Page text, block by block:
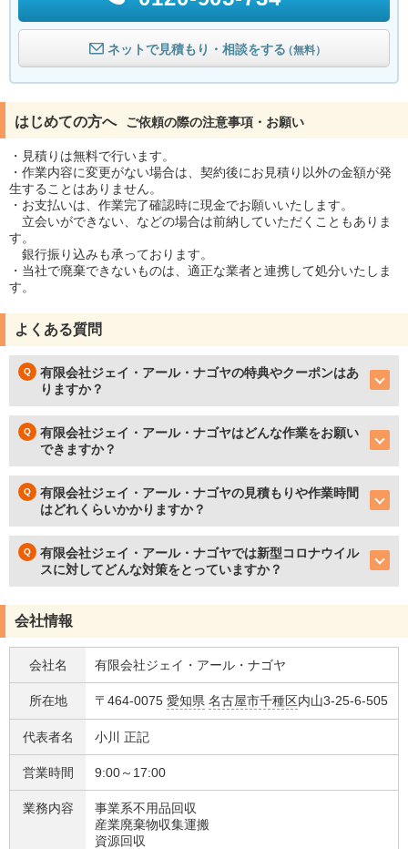
ネットで見積もり・相談をする（無料）
はじめての方へ ご依頼の際の注意事項・お願い
・見積りは無料で行います。
・作業内容に変更がない場合は、契約後にお見積り以外の金額が発
生することはありません。
・お支払いは、作業完了確認時に現金でお願いいたします。
立会いができない、などの場合は前納していただくこともありま
す。
銀行振り込みも承っております。
・当社で廃棄できないものは、適正な業者と連携して処分いたしま
す。
よくある質問
有限会社ジェイ・アール・ナゴヤの特典やクーポンはあ
りますか？
有限会社ジェイ・アール・ナゴヤはどんな作業をお願い
できますか？
有限会社ジェイ・アール・ナゴヤの見積もりや作業時間
はどれくらいかかりますか？
有限会社ジェイ・アール・ナゴヤでは新型コロナウイル
スに対してどんな対策をとっていますか？
会社情報
会社名 有限会社ジェイ・アール・ナゴヤ
所在地 〒464-0075 愛知県 名古屋市千種区内山3-25-6-505
代表者名 小川 正記
営業時間 9:00～17:00
業務内容
事業系不用品回収
産業廃棄物収集運搬
資源回収